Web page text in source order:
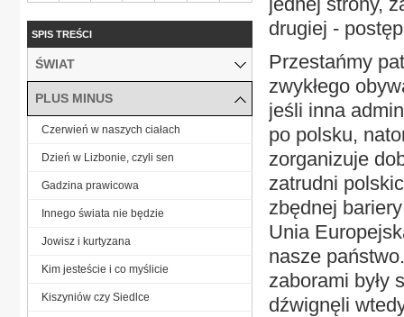
drugiej -
Przestańmy
zwykłego
jeśli inna
po polsku,
zorganizuje
zatrudni
zbędnej
Unia
nasze
zaborami były
dźwignęli
SPIS TREŚCI
ŚWIAT
PLUS MINUS
Czerwień w naszych ciałach
Dzień w Lizbonie, czyli sen
Gadzina prawicowa
Innego świata nie będzie
Jowisz i kurtyzana
Kim jesteście i co myślicie
Kiszyniów czy Siedlce